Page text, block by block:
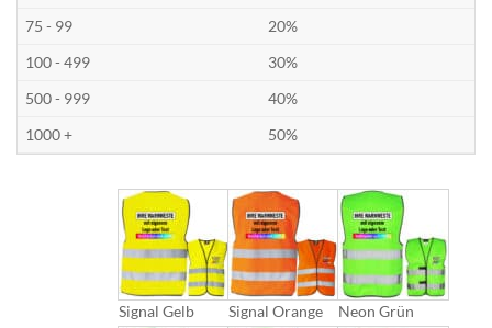
75 - 99
20%
100 - 499
30%
500 - 999
40%
1000 +
50%
Signal Gelb Signal Orange Neon Grün